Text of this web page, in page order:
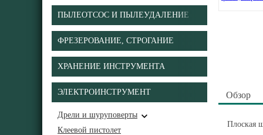
ПЫЛЕОТСОС И ПЫЛЕУДАЛЕНИЕ
ФРЕЗЕРОВАНИЕ, СТРОГАНИЕ
ХРАНЕНИЕ ИНСТРУМЕНТА
ЭЛЕКТРОИНСТРУМЕНТ
Дрели и шуруповерты
Клеевой пистолет
Обзор
Плоская